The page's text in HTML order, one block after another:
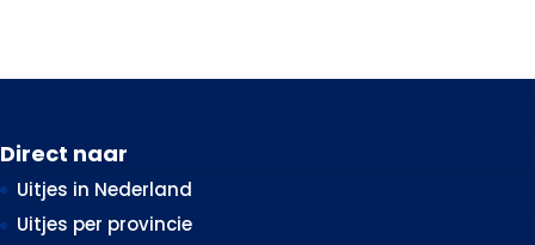
Direct naar
Uitjes in Nederland
Uitjes per provincie